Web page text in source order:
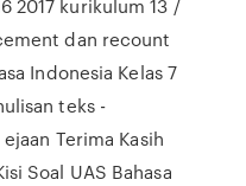
2017 kurikulum 13 /
dan recount
Indonesia Kelas 7
teks -
Terima Kasih
Soal UAS Bahasa